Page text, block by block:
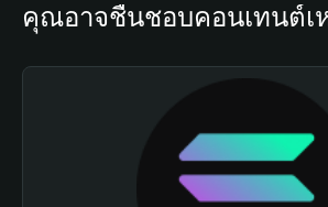
คุณอาจชื่นชอบคอนเทนต์เ